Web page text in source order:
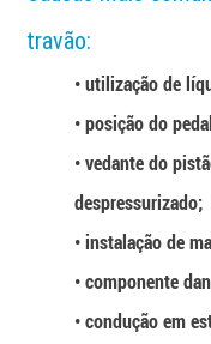
travão:
• utilização de
• posição do
• vedante do
despressurizado;
• instalação de
• componente
• condução em